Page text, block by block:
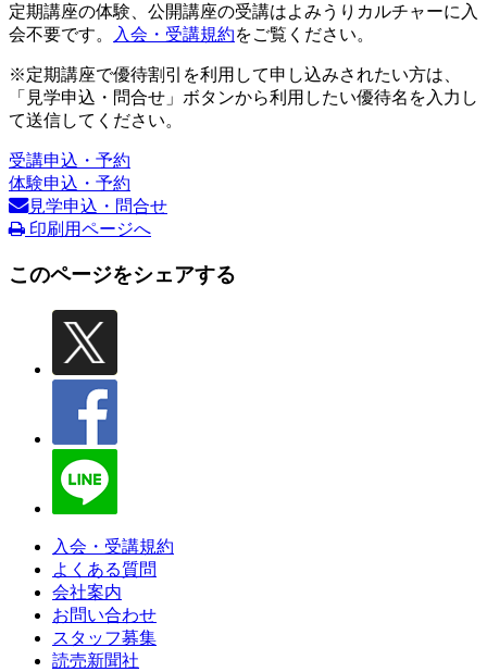
定期講座の体験、公開講座の受講はよみうりカルチャーに入
会不要です。
入会・受講規約をご覧ください。
※定期講座で優待割引を利用して申し込みされたい方は、
「見学申込・問合せ」ボタンから利用したい優待名を入力し
て送信してください。
受講申込・予約
体験申込・予約
見学申込・問合せ
印刷用ページへ
このページをシェアする
入会・受講規約
よくある質問
会社案内
お問い合わせ
スタッフ募集
読売新聞社